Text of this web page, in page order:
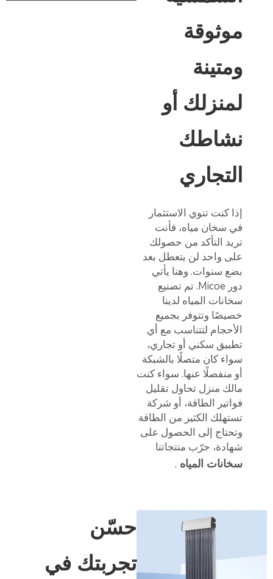
موثوقة
ومتينة
لمنزلك أو
نشاطك
التجاري
إذا كنت تنوي الاستثمار
في سخان مياه، فأنت
تريد التأكد من حصولك
على واحد لن يتعطل بعد
بضع سنوات. وهنا يأتي
دور Micoe. تم تصنيع
سخانات المياه لدينا
خصيصًا وتتوفر بجميع
الأحجام لتتناسب مع أي
تطبيق سكني أو تجاري،
سواء كان متصلًا بالشبكة
أو منفصلًا عنها. سواء كنت
مالك منزل تحاول تقليل
فواتير الطاقة، أو شركة
تستهلك الكثير من الطاقة
وتحتاج إلى الحصول على
شهادة، جرّب منتجاتنا
سخانات المياه .
حسّن
تجربتك في